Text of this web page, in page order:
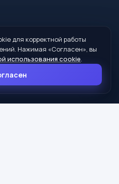
Администрации МО
г. Сухой Лог, ул. Кирова, дом 7
для корректной работы
Нажимая «Согласен», вы
использования cookie.